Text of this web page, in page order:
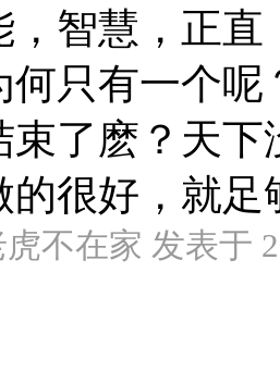
，智慧，正直
何只有一个
束了麽？天下
的很好，就足
虎不在家 发表于